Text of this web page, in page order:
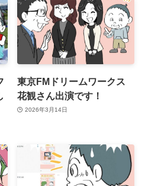
東京FMドリームワークス
花観さん出演です！
2026年3月14日